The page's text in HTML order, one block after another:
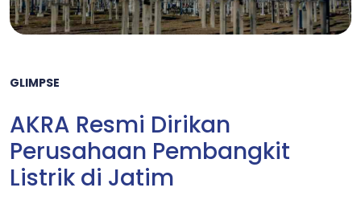
GLIMPSE
AKRA Resmi Dirikan
Perusahaan Pembangkit
Listrik di Jatim